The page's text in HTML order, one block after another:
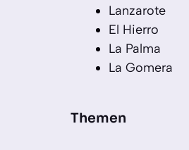
Lanzarote
El Hierro
La Palma
La Gomera
Themen